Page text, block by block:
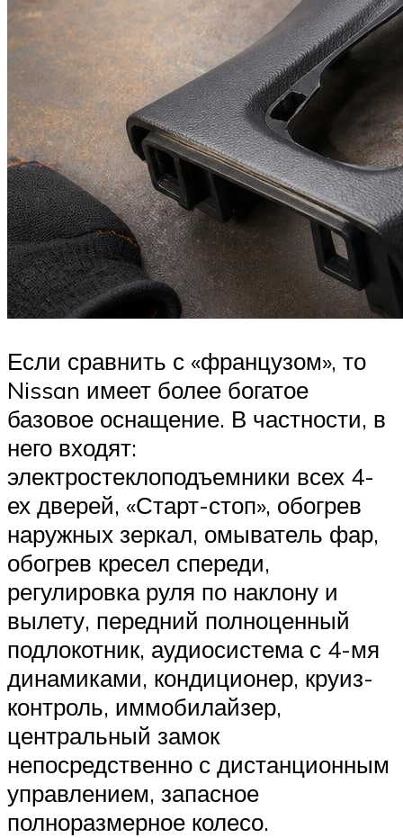
Если сравнить с «французом», то
Nissan имеет более богатое
базовое оснащение. В частности, в
него входят:
электростеклоподъемники всех 4-
ех дверей, «Старт-стоп», обогрев
наружных зеркал, омыватель фар,
обогрев кресел спереди,
регулировка руля по наклону и
вылету, передний полноценный
подлокотник, аудиосистема с 4-мя
динамиками, кондиционер, круиз-
контроль, иммобилайзер,
центральный замок
непосредственно с дистанционным
управлением, запасное
полноразмерное колесо.